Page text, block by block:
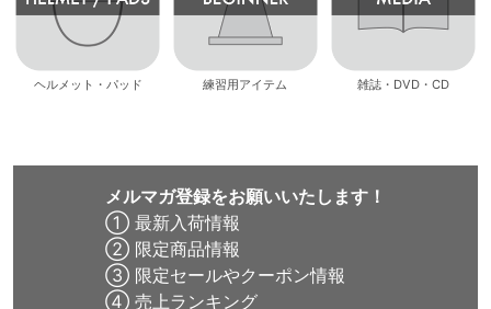
ヘルメット・パッド 練習用アイテム 雑誌・DVD・CD
メルマガ登録をお願いいたします！
① 最新入荷情報
② 限定商品情報
③ 限定セールやクーポン情報
④ 売上ランキング